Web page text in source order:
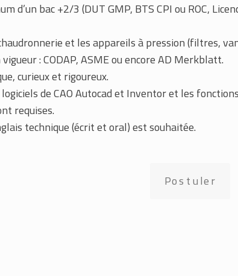
d’un bac +2/3 (DUT GMP, BTS CPI ou ROC,
et les appareils à pression (filtres,
: CODAP, ASME ou encore AD Merkblatt.
curieux et rigoureux.
de CAO Autocad et Inventor et les
requises.
technique (écrit et oral) est souhaitée.
Postuler